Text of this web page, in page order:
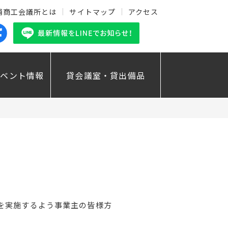
商工会議所とは サイトマップ アクセス
ント情報 貸会議室・貸出備品
実施するよう事業主の皆様方